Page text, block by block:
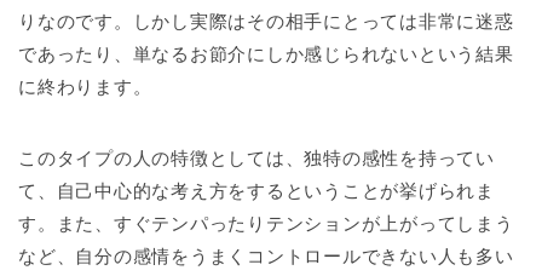
りなのです。しかし実際はその相手にとっては非常に迷惑
であったり、単なるお節介にしか感じられないという結果
に終わります。
このタイプの人の特徴としては、独特の感性を持ってい
て、自己中心的な考え方をするということが挙げられま
す。また、すぐテンパったりテンションが上がってしまう
など、自分の感情をうまくコントロールできない人も多い